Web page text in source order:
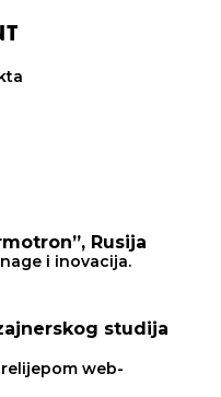
Rusija
i inovacija.
studija
web-